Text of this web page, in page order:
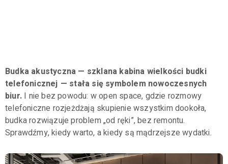
Budka akustyczna — szklana kabina wielkości budki
telefonicznej — stała się symbolem nowoczesnych
biur. I nie bez powodu: w open space, gdzie rozmowy
telefoniczne rozjeżdżają skupienie wszystkim dookoła,
budka rozwiązuje problem „od ręki”, bez remontu.
Sprawdźmy, kiedy warto, a kiedy są mądrzejsze wydatki.